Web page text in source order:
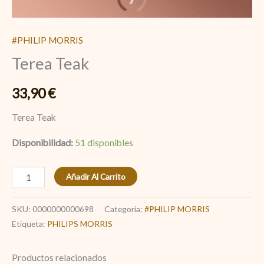
#PHILIP MORRIS
Terea Teak
33,90€
Terea Teak
Disponibilidad: 51 disponibles
Añadir Al Carrito
SKU: 0000000000698 Categoría: #PHILIP MORRIS
Etiqueta: PHILIPS MORRIS
Productos relacionados